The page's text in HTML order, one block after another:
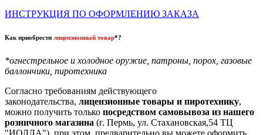
ИНСТРУКЦИЯ ПО ОФОРМЛЕНИЮ ЗАКАЗА
Как приобрести лицензионный товар*?
*огнестрельное и холодное оружие, патроны, порох, газовые
баллончики, пиротехника
Согласно требованиям действующего
законодательства, лицензионные товары и пиротехнику,
можно получить только посредством самовывоза из нашего
розничного магазина (г. Пермь, ул. Стахановская,54 ТЦ